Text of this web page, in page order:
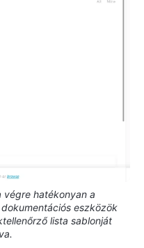
végre hatékonyan a
eszközök
lista sablonját